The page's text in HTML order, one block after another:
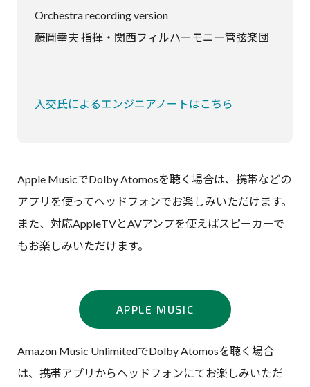
Orchestra recording version
藤岡幸夫 指揮・関西フィルハーモニー管弦楽団
入交氏によるエンジニアノートはこちら
Apple MusicでDolby Atomosを聴く場合は、携帯などの
アプリを使ってヘッドフォンでお楽しみいただけます。
また、対応AppleTVとAVアンプを使えばスピーカーで
もお楽しみいただけます。
APPLE MUSIC
Amazon Music UnlimitedでDolby Atomosを聴く場合
は、携帯アプリからヘッドフォンにてお楽しみいただ